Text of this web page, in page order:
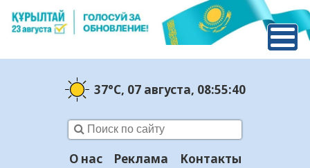
37°C, 07 августа, 08:55:40
О нас Реклама Контакты